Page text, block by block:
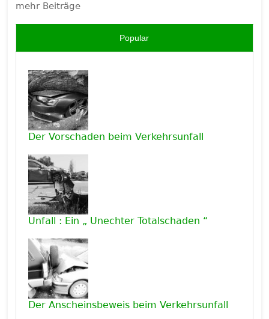
mehr Beiträge
Popular
Der Vorschaden beim Verkehrsunfall
Unfall : Ein „ Unechter Totalschaden “
Der Anscheinsbeweis beim Verkehrsunfall